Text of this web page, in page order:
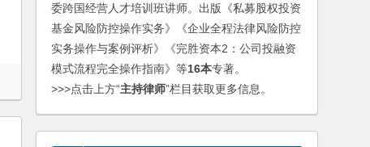
委跨国经营人才培训班讲师。出版《私募股权投资
基金风险防控操作实务》《企业全程法律风险防控
实务操作与案例评析》《完胜资本2：公司投融资
模式流程完全操作指南》等16本专著。
>>>点击上方“主持律师”栏目获取更多信息。